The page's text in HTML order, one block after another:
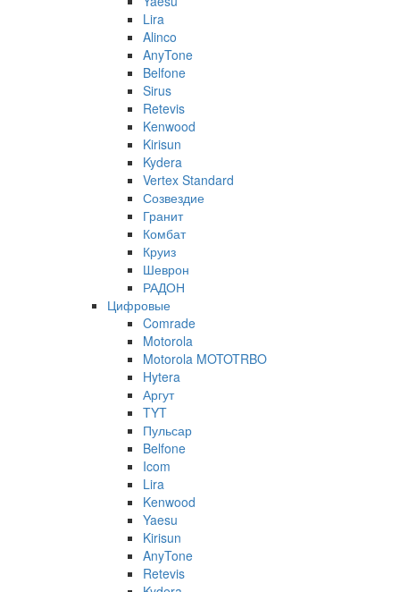
Lira
Alinco
AnyTone
Belfone
Sirus
Retevis
Kenwood
Kirisun
Kydera
Vertex Standard
Созвездие
Гранит
Комбат
Круиз
Шеврон
РАДОН
Цифровые
Comrade
Motorola
Motorola MOTOTRBO
Hytera
Аргут
TYT
Пульсар
Belfone
Icom
Lira
Kenwood
Yaesu
Kirisun
AnyTone
Retevis